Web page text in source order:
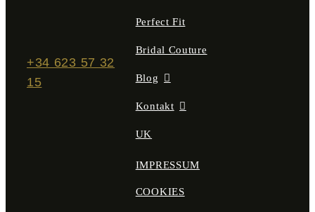
+34 623 57 32
15
Perfect Fit
Bridal Couture
Blog
Kontakt
UK
IMPRESSUM
COOKIES